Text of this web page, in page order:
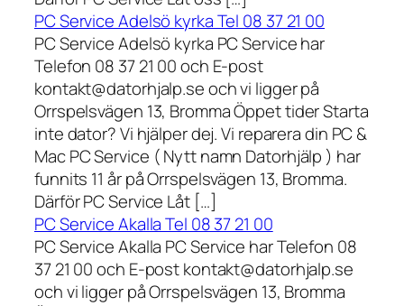
PC Service Adelsö kyrka Tel 08 37 21 00
PC Service Adelsö kyrka PC Service har
Telefon 08 37 21 00 och E-post
kontakt@datorhjalp.se och vi ligger på
Orrspelsvägen 13, Bromma Öppet tider Starta
inte dator? Vi hjälper dej. Vi reparera din PC &
Mac PC Service ( Nytt namn Datorhjälp ) har
funnits 11 år på Orrspelsvägen 13, Bromma.
Därför PC Service Låt […]
PC Service Akalla Tel 08 37 21 00
PC Service Akalla PC Service har Telefon 08
37 21 00 och E-post kontakt@datorhjalp.se
och vi ligger på Orrspelsvägen 13, Bromma